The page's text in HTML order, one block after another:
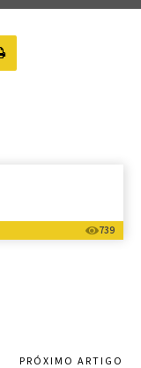
739
PRÓXIMO ARTIGO